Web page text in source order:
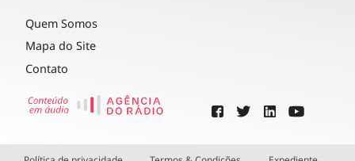
Quem Somos
Mapa do Site
Contato